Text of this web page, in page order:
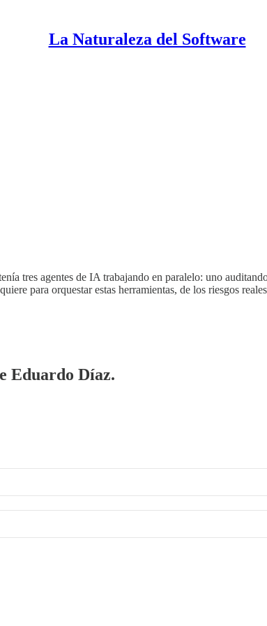
La Naturaleza del Software
tres agentes de IA trabajando en paralelo: uno
para orquestar estas herramientas, de los riesgos
Eduardo Díaz.